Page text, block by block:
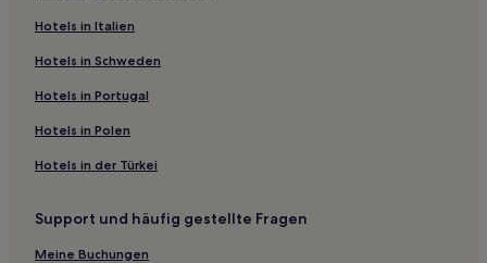
Quarteira Hotels
Vale da Rosa Hotels
Hotels in Italien
Hotels in Schweden
Hotels in Portugal
Hotels in Polen
Hotels in der Türkei
Support und häufig gestellte Fragen
Meine Buchungen